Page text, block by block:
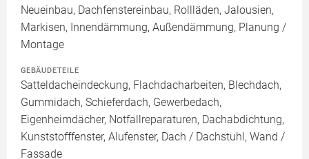
Neueinbau, Dachfenstereinbau, Rollläden, Jalousien,
Markisen, Innendämmung, Außendämmung, Planung /
Montage
GEBÄUDETEILE
Satteldacheindeckung, Flachdacharbeiten, Blechdach,
Gummidach, Schieferdach, Gewerbedach,
Eigenheimdächer, Notfallreparaturen, Dachabdichtung,
Kunststofffenster, Alufenster, Dach / Dachstuhl, Wand /
Fassade